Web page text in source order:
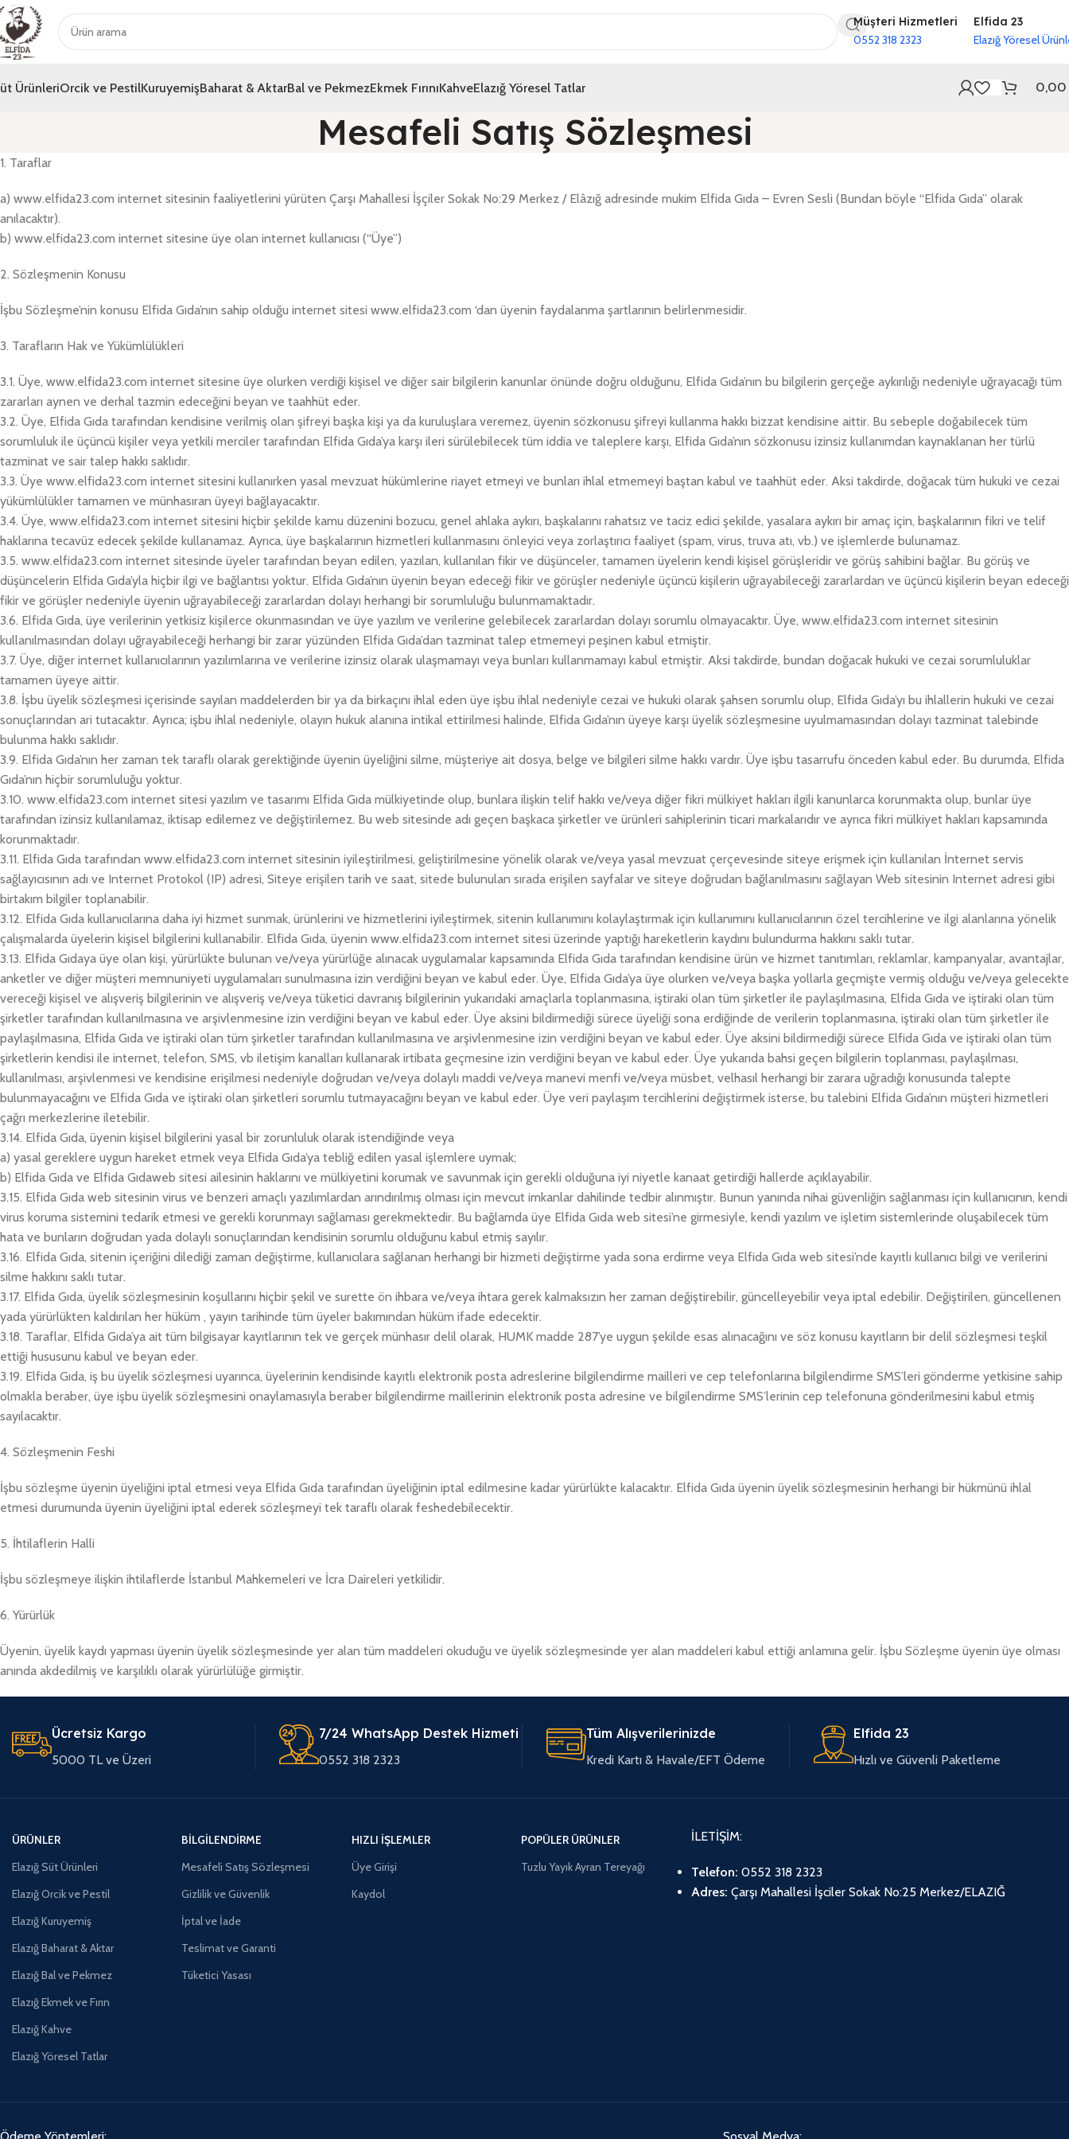
Müşteri Hizmetleri
0552 318 2323
Elfida 23
Elazığ Yöresel
ÜrünleriOrcik ve PestilKuruyemişBaharat & AktarBal ve PekmezEkmek FırınıKahveElazığ Yöresel Tatlar 0,00
Mesafeli Satış Sözleşmesi
1. Taraflar
a) www.elfida23.com internet sitesinin faaliyetlerini yürüten Çarşı Mahallesi İşçiler Sokak No:29 Merkez / Elâzığ adresinde mukim Elfida Gıda – Evren Sesli (Bundan böyle “Elfida Gıda” olarak
anılacaktır).
b) www.elfida23.com internet sitesine üye olan internet kullanıcısı (“Üye”)
2. Sözleşmenin Konusu
İşbu Sözleşme’nin konusu Elfida Gıda’nın sahip olduğu internet sitesi www.elfida23.com ‘dan üyenin faydalanma şartlarının belirlenmesidir.
3. Tarafların Hak ve Yükümlülükleri
3.1. Üye, www.elfida23.com internet sitesine üye olurken verdiği kişisel ve diğer sair bilgilerin kanunlar önünde doğru olduğunu, Elfida Gıda’nın bu bilgilerin gerçeğe aykırılığı nedeniyle uğrayacağı tüm
zararları aynen ve derhal tazmin edeceğini beyan ve taahhüt eder.
3.2. Üye, Elfida Gıda tarafından kendisine verilmiş olan şifreyi başka kişi ya da kuruluşlara veremez, üyenin sözkonusu şifreyi kullanma hakkı bizzat kendisine aittir. Bu sebeple doğabilecek tüm
sorumluluk ile üçüncü kişiler veya yetkili merciler tarafından Elfida Gıda’ya karşı ileri sürülebilecek tüm iddia ve taleplere karşı, Elfida Gıda’nın sözkonusu izinsiz kullanımdan kaynaklanan her türlü
tazminat ve sair talep hakkı saklıdır.
3.3. Üye www.elfida23.com internet sitesini kullanırken yasal mevzuat hükümlerine riayet etmeyi ve bunları ihlal etmemeyi baştan kabul ve taahhüt eder. Aksi takdirde, doğacak tüm hukuki ve cezai
yükümlülükler tamamen ve münhasıran üyeyi bağlayacaktır.
3.4. Üye, www.elfida23.com internet sitesini hiçbir şekilde kamu düzenini bozucu, genel ahlaka aykırı, başkalarını rahatsız ve taciz edici şekilde, yasalara aykırı bir amaç için, başkalarının fikri ve telif
haklarına tecavüz edecek şekilde kullanamaz. Ayrıca, üye başkalarının hizmetleri kullanmasını önleyici veya zorlaştırıcı faaliyet (spam, virus, truva atı, vb.) ve işlemlerde bulunamaz.
3.5. www.elfida23.com internet sitesinde üyeler tarafından beyan edilen, yazılan, kullanılan fikir ve düşünceler, tamamen üyelerin kendi kişisel görüşleridir ve görüş sahibini bağlar. Bu görüş ve
düşüncelerin Elfida Gıda’yla hiçbir ilgi ve bağlantısı yoktur. Elfida Gıda’nın üyenin beyan edeceği fikir ve görüşler nedeniyle üçüncü kişilerin uğrayabileceği zararlardan ve üçüncü kişilerin beyan edeceği
fikir ve görüşler nedeniyle üyenin uğrayabileceği zararlardan dolayı herhangi bir sorumluluğu bulunmamaktadır.
3.6. Elfida Gıda, üye verilerinin yetkisiz kişilerce okunmasından ve üye yazılım ve verilerine gelebilecek zararlardan dolayı sorumlu olmayacaktır. Üye, www.elfida23.com internet sitesinin
kullanılmasından dolayı uğrayabileceği herhangi bir zarar yüzünden Elfida Gıda’dan tazminat talep etmemeyi peşinen kabul etmiştir.
3.7. Üye, diğer internet kullanıcılarının yazılımlarına ve verilerine izinsiz olarak ulaşmamayı veya bunları kullanmamayı kabul etmiştir. Aksi takdirde, bundan doğacak hukuki ve cezai sorumluluklar
tamamen üyeye aittir.
3.8. İşbu üyelik sözleşmesi içerisinde sayılan maddelerden bir ya da birkaçını ihlal eden üye işbu ihlal nedeniyle cezai ve hukuki olarak şahsen sorumlu olup, Elfida Gıda’yı bu ihlallerin hukuki ve cezai
sonuçlarından ari tutacaktır. Ayrıca; işbu ihlal nedeniyle, olayın hukuk alanına intikal ettirilmesi halinde, Elfida Gıda’nın üyeye karşı üyelik sözleşmesine uyulmamasından dolayı tazminat talebinde
bulunma hakkı saklıdır.
3.9. Elfida Gıda’nın her zaman tek taraflı olarak gerektiğinde üyenin üyeliğini silme, müşteriye ait dosya, belge ve bilgileri silme hakkı vardır. Üye işbu tasarrufu önceden kabul eder. Bu durumda, Elfida
Gıda’nın hiçbir sorumluluğu yoktur.
3.10. www.elfida23.com internet sitesi yazılım ve tasarımı Elfida Gıda mülkiyetinde olup, bunlara ilişkin telif hakkı ve/veya diğer fikri mülkiyet hakları ilgili kanunlarca korunmakta olup, bunlar üye
tarafından izinsiz kullanılamaz, iktisap edilemez ve değiştirilemez. Bu web sitesinde adı geçen başkaca şirketler ve ürünleri sahiplerinin ticari markalarıdır ve ayrıca fikri mülkiyet hakları kapsamında
korunmaktadır.
3.11. Elfida Gıda tarafından www.elfida23.com internet sitesinin iyileştirilmesi, geliştirilmesine yönelik olarak ve/veya yasal mevzuat çerçevesinde siteye erişmek için kullanılan İnternet servis
sağlayıcısının adı ve Internet Protokol (IP) adresi, Siteye erişilen tarih ve saat, sitede bulunulan sırada erişilen sayfalar ve siteye doğrudan bağlanılmasını sağlayan Web sitesinin Internet adresi gibi
birtakım bilgiler toplanabilir.
3.12. Elfida Gıda kullanıcılarına daha iyi hizmet sunmak, ürünlerini ve hizmetlerini iyileştirmek, sitenin kullanımını kolaylaştırmak için kullanımını kullanıcılarının özel tercihlerine ve ilgi alanlarına yönelik
çalışmalarda üyelerin kişisel bilgilerini kullanabilir. Elfida Gıda, üyenin www.elfida23.com internet sitesi üzerinde yaptığı hareketlerin kaydını bulundurma hakkını saklı tutar.
3.13. Elfida Gıdaya üye olan kişi, yürürlükte bulunan ve/veya yürürlüğe alınacak uygulamalar kapsamında Elfida Gıda tarafından kendisine ürün ve hizmet tanıtımları, reklamlar, kampanyalar, avantajlar,
anketler ve diğer müşteri memnuniyeti uygulamaları sunulmasına izin verdiğini beyan ve kabul eder. Üye, Elfida Gıda’ya üye olurken ve/veya başka yollarla geçmişte vermiş olduğu ve/veya gelecekte
vereceği kişisel ve alışveriş bilgilerinin ve alışveriş ve/veya tüketici davranış bilgilerinin yukarıdaki amaçlarla toplanmasına, iştiraki olan tüm şirketler ile paylaşılmasına, Elfida Gıda ve iştiraki olan tüm
şirketler tarafından kullanılmasına ve arşivlenmesine izin verdiğini beyan ve kabul eder. Üye aksini bildirmediği sürece üyeliği sona erdiğinde de verilerin toplanmasına, iştiraki olan tüm şirketler ile
paylaşılmasına, Elfida Gıda ve iştiraki olan tüm şirketler tarafından kullanılmasına ve arşivlenmesine izin verdiğini beyan ve kabul eder. Üye aksini bildirmediği sürece Elfida Gıda ve iştiraki olan tüm
şirketlerin kendisi ile internet, telefon, SMS, vb iletişim kanalları kullanarak irtibata geçmesine izin verdiğini beyan ve kabul eder. Üye yukarıda bahsi geçen bilgilerin toplanması, paylaşılması,
kullanılması, arşivlenmesi ve kendisine erişilmesi nedeniyle doğrudan ve/veya dolaylı maddi ve/veya manevi menfi ve/veya müsbet, velhasıl herhangi bir zarara uğradığı konusunda talepte
bulunmayacağını ve Elfida Gıda ve iştiraki olan şirketleri sorumlu tutmayacağını beyan ve kabul eder. Üye veri paylaşım tercihlerini değiştirmek isterse, bu talebini Elfida Gıda’nın müşteri hizmetleri
çağrı merkezlerine iletebilir.
3.14. Elfida Gıda, üyenin kişisel bilgilerini yasal bir zorunluluk olarak istendiğinde veya
a) yasal gereklere uygun hareket etmek veya Elfida Gıda’ya tebliğ edilen yasal işlemlere uymak;
b) Elfida Gıda ve Elfida Gıdaweb sitesi ailesinin haklarını ve mülkiyetini korumak ve savunmak için gerekli olduğuna iyi niyetle kanaat getirdiği hallerde açıklayabilir.
3.15. Elfida Gıda web sitesinin virus ve benzeri amaçlı yazılımlardan arındırılmış olması için mevcut imkanlar dahilinde tedbir alınmıştır. Bunun yanında nihai güvenliğin sağlanması için kullanıcının, kendi
virus koruma sistemini tedarik etmesi ve gerekli korunmayı sağlaması gerekmektedir. Bu bağlamda üye Elfida Gıda web sitesi’ne girmesiyle, kendi yazılım ve işletim sistemlerinde oluşabilecek tüm
hata ve bunların doğrudan yada dolaylı sonuçlarından kendisinin sorumlu olduğunu kabul etmiş sayılır.
3.16. Elfida Gıda, sitenin içeriğini dilediği zaman değiştirme, kullanıcılara sağlanan herhangi bir hizmeti değiştirme yada sona erdirme veya Elfida Gıda web sitesi’nde kayıtlı kullanıcı bilgi ve verilerini
silme hakkını saklı tutar.
3.17. Elfida Gıda, üyelik sözleşmesinin koşullarını hiçbir şekil ve surette ön ihbara ve/veya ihtara gerek kalmaksızın her zaman değiştirebilir, güncelleyebilir veya iptal edebilir. Değiştirilen, güncellenen
yada yürürlükten kaldırılan her hüküm , yayın tarihinde tüm üyeler bakımından hüküm ifade edecektir.
3.18. Taraflar, Elfida Gıda’ya ait tüm bilgisayar kayıtlarının tek ve gerçek münhasır delil olarak, HUMK madde 287’ye uygun şekilde esas alınacağını ve söz konusu kayıtların bir delil sözleşmesi teşkil
ettiği hususunu kabul ve beyan eder.
3.19. Elfida Gıda, iş bu üyelik sözleşmesi uyarınca, üyelerinin kendisinde kayıtlı elektronik posta adreslerine bilgilendirme mailleri ve cep telefonlarına bilgilendirme SMS’leri gönderme yetkisine sahip
olmakla beraber, üye işbu üyelik sözleşmesini onaylamasıyla beraber bilgilendirme maillerinin elektronik posta adresine ve bilgilendirme SMS’lerinin cep telefonuna gönderilmesini kabul etmiş
sayılacaktır.
4. Sözleşmenin Feshi
İşbu sözleşme üyenin üyeliğini iptal etmesi veya Elfida Gıda tarafından üyeliğinin iptal edilmesine kadar yürürlükte kalacaktır. Elfida Gıda üyenin üyelik sözleşmesinin herhangi bir hükmünü ihlal
etmesi durumunda üyenin üyeliğini iptal ederek sözleşmeyi tek taraflı olarak feshedebilecektir.
5. İhtilaflerin Halli
İşbu sözleşmeye ilişkin ihtilaflerde İstanbul Mahkemeleri ve İcra Daireleri yetkilidir.
6. Yürürlük
Üyenin, üyelik kaydı yapması üyenin üyelik sözleşmesinde yer alan tüm maddeleri okuduğu ve üyelik sözleşmesinde yer alan maddeleri kabul ettiği anlamına gelir. İşbu Sözleşme üyenin üye olması
anında akdedilmiş ve karşılıklı olarak yürürlülüğe girmiştir.
Ücretsiz Kargo
5000 TL ve Üzeri
7/24 WhatsApp Destek Hizmeti
0552 318 2323
Tüm Alışverilerinizde
Kredi Kartı & Havale/EFT Ödeme
Elfida 23
Hızlı ve Güvenli Paketleme
ÜRÜNLER
Elazığ Süt Ürünleri
Elazığ Orcik ve Pestil
Elazığ Kuruyemiş
Elazığ Baharat & Aktar
Elazığ Bal ve Pekmez
Elazığ Ekmek ve Fırın
Elazığ Kahve
Elazığ Yöresel Tatlar
BILGILENDIRME
Mesafeli Satış Sözleşmesi
Gizlilik ve Güvenlik
İptal ve İade
Teslimat ve Garanti
Tüketici Yasası
HIZLI İŞLEMLER
Üye Girişi
Kaydol
POPÜLER ÜRÜNLER
Tuzlu Yayık Ayran Tereyağı
İLETİŞİM:
Telefon: 0552 318 2323
Adres: Çarşı Mahallesi İşciler Sokak No:25 Merkez/ELAZIĞ